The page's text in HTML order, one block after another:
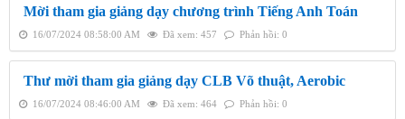
Mời tham gia giảng dạy chương trình Tiếng Anh Toán
16/07/2024 08:58:00 AM Đã xem: 457 Phản hồi: 0
Thư mời tham gia giảng dạy CLB Võ thuật, Aerobic
16/07/2024 08:46:00 AM Đã xem: 464 Phản hồi: 0